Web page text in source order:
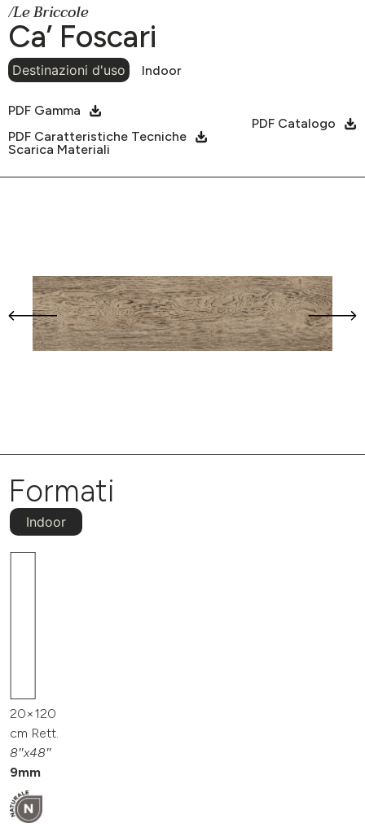
/Le Briccole
Ca’ Foscari
Destinazioni d'uso Indoor
PDF Gamma
PDF Catalogo
PDF Caratteristiche Tecniche
Scarica Materiali
Formati
Indoor
20×120
cm Rett.
8″x48″
9mm